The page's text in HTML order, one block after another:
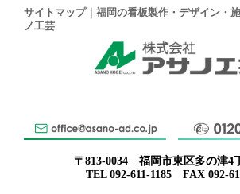
サイトマップ｜福岡の看板製作・デザイン・
ノ工芸
〒813-0034 福岡市東区多の津4
TEL 092-611-1185 FAX 092-